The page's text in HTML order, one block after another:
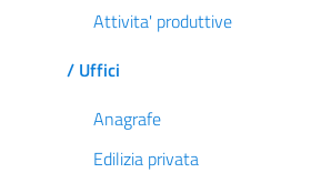
Attivita' produttive
/ Uffici
Anagrafe
Edilizia privata